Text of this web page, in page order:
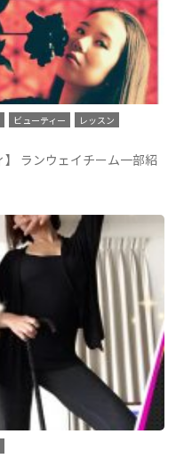
ビューティー
レッスン
ランウェイチーム一部紹